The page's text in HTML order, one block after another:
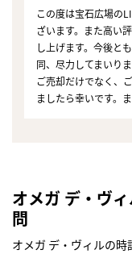
この度は宝石広場の
ざいます。また高い
し上げます。今後と
同、尽力してまいりま
ご売却だけでなく、
ましたら幸いです。
オメガ デ・ヴ
問
オメガ デ・ヴィルの